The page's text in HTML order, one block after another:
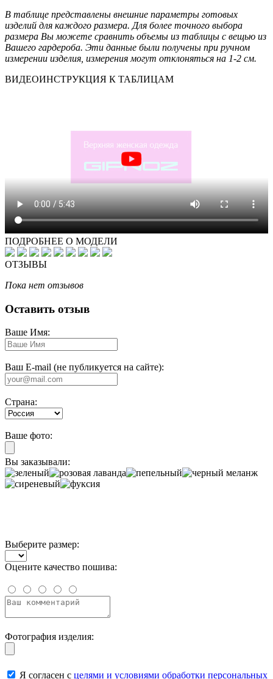
В таблице представлены внешние параметры готовых
изделий для каждого размера. Для более точного выбора
размера Вы можете сравнить объемы из таблицы с вещью из
Вашего гардероба. Эти данные были получены при ручном
измерении изделия, измерения могут отклоняться на 1-2 см.
ВИДЕОИНСТРУКЦИЯ К ТАБЛИЦАМ
ПОДРОБНЕЕ О МОДЕЛИ
ОТЗЫВЫ
Пока нет отзывов
Оставить отзыв
Ваше Имя:
Ваш E-mail (не публикуется на сайте):
Страна:
Ваше фото:
Вы заказывали:
Выберите размер:
Оцените качество пошива:
Фотография изделия:
Я согласен с целями и условиями обработки персональных